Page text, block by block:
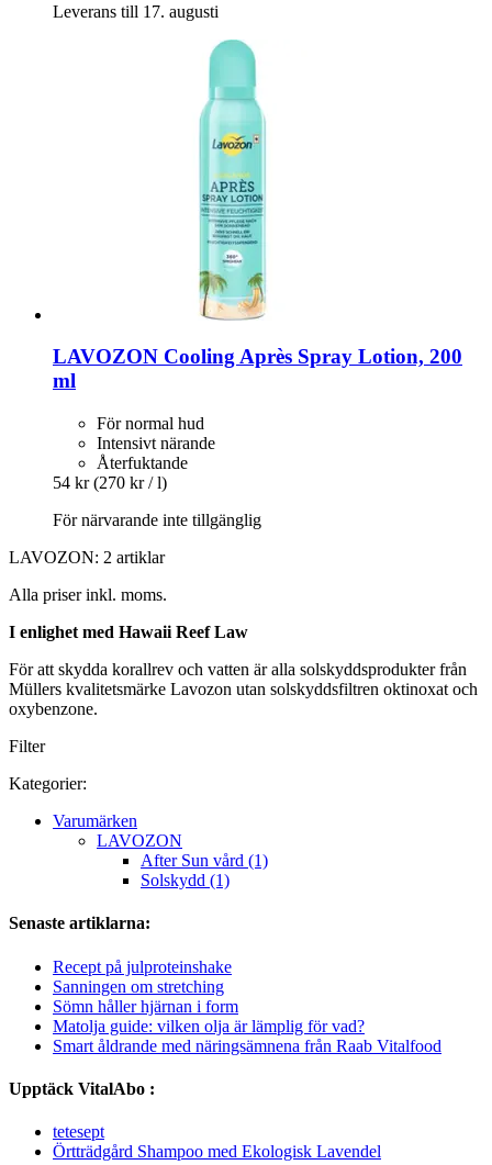
Leverans till 17. augusti
LAVOZON Cooling Après Spray Lotion, 200
ml
För normal hud
Intensivt närande
Återfuktande
54 kr (270 kr / l)
För närvarande inte tillgänglig
LAVOZON: 2 artiklar
Alla priser inkl. moms.
I enlighet med Hawaii Reef Law
För att skydda korallrev och vatten är alla solskyddsprodukter från
Müllers kvalitetsmärke Lavozon utan solskyddsfiltren oktinoxat och
oxybenzone.
Filter
Kategorier:
Varumärken
LAVOZON
After Sun vård (1)
Solskydd (1)
Senaste artiklarna:
Recept på julproteinshake
Sanningen om stretching
Sömn håller hjärnan i form
Matolja guide: vilken olja är lämplig för vad?
Smart åldrande med näringsämnena från Raab Vitalfood
Upptäck VitalAbo :
tetesept
Örtträdgård Shampoo med Ekologisk Lavendel